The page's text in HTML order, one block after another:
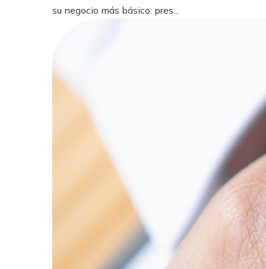
su negocio más básico: pres...